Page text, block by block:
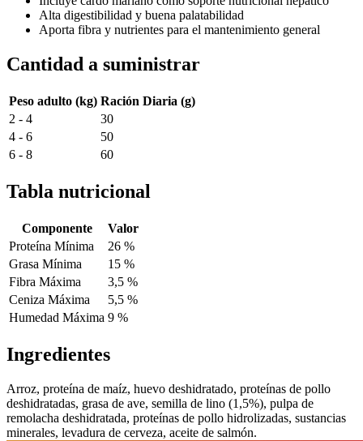
Alta digestibilidad y buena palatabilidad
Aporta fibra y nutrientes para el mantenimiento general
Cantidad a suministrar
Peso adulto (kg) Ración Diaria (g)
2 - 4
30
4 - 6
50
6 - 8
60
Tabla nutricional
Componente
Valor
Proteína Mínima
26 %
Grasa Mínima
15 %
Fibra Máxima
3,5 %
Ceniza Máxima
5,5 %
Humedad Máxima 9 %
Ingredientes
Arroz, proteína de maíz, huevo deshidratado, proteínas de pollo
deshidratadas, grasa de ave, semilla de lino (1,5%), pulpa de
remolacha deshidratada, proteínas de pollo hidrolizadas, sustancias
minerales, levadura de cerveza, aceite de salmón.